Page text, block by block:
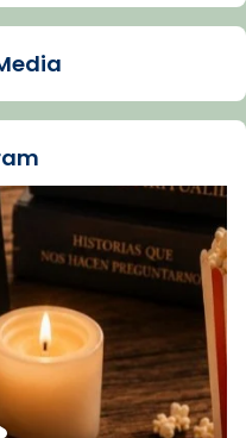
Fa gairebé
Companys, la
Vatican
news/2026-
papa-viaje-